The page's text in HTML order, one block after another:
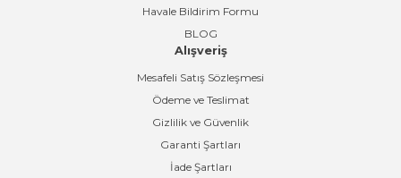
Havale Bildirim Formu
BLOG
Alışveriş
Mesafeli Satış Sözleşmesi
Ödeme ve Teslimat
Gizlilik ve Güvenlik
Garanti Şartları
İade Şartları